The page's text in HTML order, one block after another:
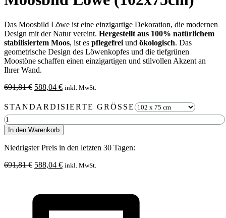
Das Moosbild Löwe ist eine einzigartige Dekoration, die modernen
Design mit der Natur vereint. Hergestellt aus 100% natürlichem
stabilisiertem Moos, ist es pflegefrei und ökologisch. Das
geometrische Design des Löwenkopfes und die tiefgrünen
Moostöne schaffen einen einzigartigen und stilvollen Akzent an
Ihrer Wand.
691,81€ Ursprünglicher
war:
691,81 €
588,04 €Aktueller
ist:
588,04 €.
inkl. MwSt.
STANDARDISIERTE GRÖSSE
Moosbild
Löwe
(102x75cm)
Menge
In den Warenkorb
Niedrigster Preis in den letzten 30 Tagen:
691,81€ Ursprünglicher
588,04 €Aktueller
inkl. MwSt.